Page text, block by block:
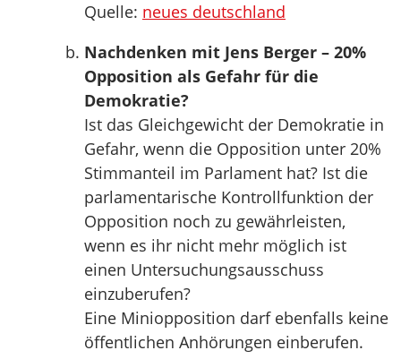
Quelle: neues deutschland
Nachdenken mit Jens Berger – 20%
Opposition als Gefahr für die
Demokratie?
Ist das Gleichgewicht der Demokratie in
Gefahr, wenn die Opposition unter 20%
Stimmanteil im Parlament hat? Ist die
parlamentarische Kontrollfunktion der
Opposition noch zu gewährleisten,
wenn es ihr nicht mehr möglich ist
einen Untersuchungsausschuss
einzuberufen?
Eine Miniopposition darf ebenfalls keine
öffentlichen Anhörungen einberufen.